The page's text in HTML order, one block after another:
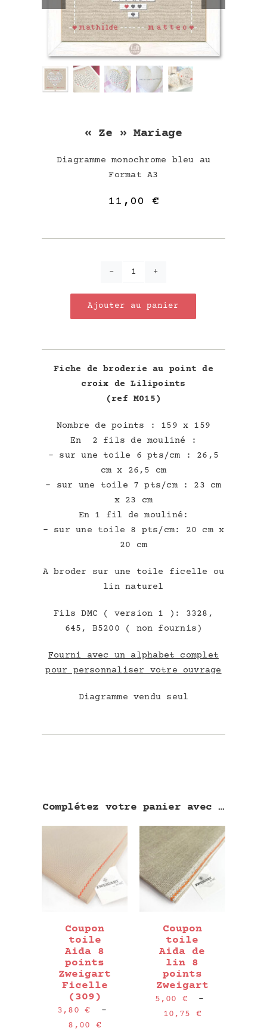
« Ze » Mariage
Diagramme monochrome bleu au
Format A3
11,00 €
de
"Ze"
Ajouter au panier
Fiche de broderie au point de
croix de Lilipoints
(ref M015)
Nombre de points : 159 x 159
En 2 fils de mouliné :
– sur une toile 6 pts/cm : 26,5
cm x 26,5 cm
– sur une toile 7 pts/cm : 23 cm
x 23 cm
En 1 fil de mouliné:
– sur une toile 8 pts/cm: 20 cm x
20 cm
A broder sur une toile ficelle ou
lin naturel
Fils DMC ( version 1 ): 3328,
645, B5200 ( non fournis)
Fourni avec un alphabet complet
pour personnaliser votre ouvrage
Diagramme vendu seul
Complétez votre panier avec …
A
VARIATIONS.
OPTIONS
PEUVENT
SUR
PAGE
DU
PRODUIT
Coupon
toile
Aida 8
points
Zweigart
Ficelle
(309)
3,80€
–
8,00 €Plage
CHOIX DES
PRODUIT
A
PLUSIEURS
PEUVENT
ÊTRE
CHOISIES
Coupon
toile
Aida de
lin 8
points
Zweigart
5,00 €
–
10,75 €